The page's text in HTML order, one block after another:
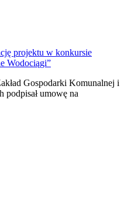
projektu w konkursie
Wodociągi”
Gospodarki Komunalnej i
podpisał umowę na